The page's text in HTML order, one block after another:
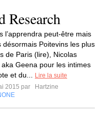
Research
l’apprendra peut-être mais
désormais Poitevins les plus
de Paris (lire), Nicolas
aka Geena pour les intimes
et du...
Lire la suite
2015 par
Hartzine